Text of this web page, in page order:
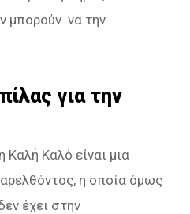
μπορούν να την
για την
Καλή Καλό είναι μια
η οποία όμως
έχει στην